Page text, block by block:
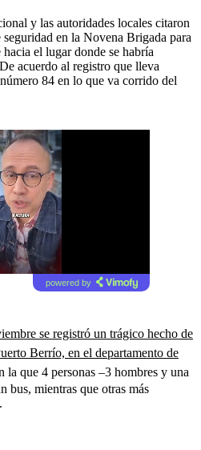
y las autoridades locales citaron
en la Novena Brigada para
el lugar donde se habría
acuerdo al registro que lleva
84 en lo que va corrido del
powered by
se registró un trágico hecho de
Berrío, en el departamento de
la que 4 personas –3 hombres y una
bus, mientras que otras más